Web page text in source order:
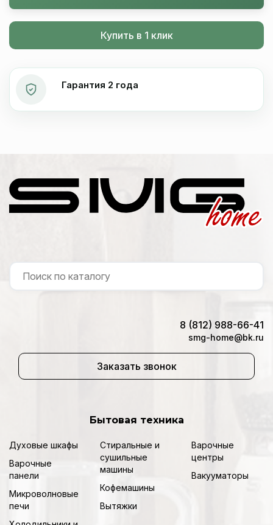
Купить в 1 клик
Гарантия 2 года
8 (812) 988-66-41
smg-home@bk.ru
Заказать звонок
Бытовая техника
Духовые шкафы
Варочные
панели
Микроволновые
печи
Стиральные и
сушильные
машины
Кофемашины
Вытяжки
Варочные
центры
Вакууматоры